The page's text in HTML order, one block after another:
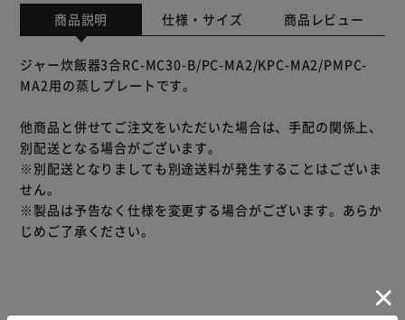
商品説明 仕様・サイズ 商品レビュー
ジャー炊飯器3合RC-MC30-B/PC-MA2/KPC-MA2/PMPC-
MA2用の蒸しプレートです。
他商品と併せてご注文をいただいた場合は、手配の関係上、
別配送となる場合がございます。
※別配送となりましても別途送料が発生することはございま
せん。
※製品は予告なく仕様を変更する場合がございます。あらか
じめご了承ください。